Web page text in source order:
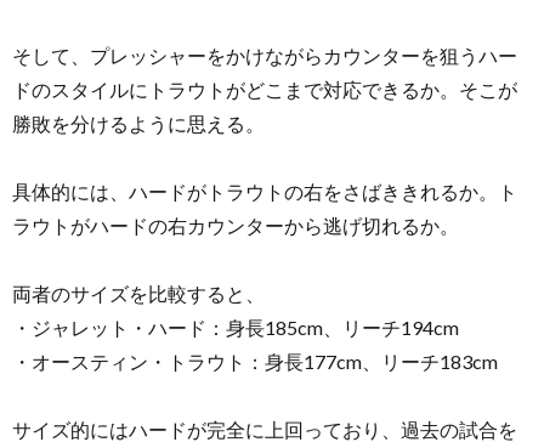
そして、プレッシャーをかけながらカウンターを狙うハー
ドのスタイルにトラウトがどこまで対応できるか。そこが
勝敗を分けるように思える。
具体的には、ハードがトラウトの右をさばききれるか。ト
ラウトがハードの右カウンターから逃げ切れるか。
両者のサイズを比較すると、
・ジャレット・ハード：身長185cm、リーチ194cm
・オースティン・トラウト：身長177cm、リーチ183cm
サイズ的にはハードが完全に上回っており、過去の試合を